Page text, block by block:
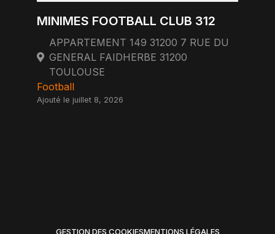
MINIMES FOOTBALL CLUB 312
APPARTEMENT 149 31200 7 RUE DU
GENERAL FAIDHERBE 31200
TOULOUSE
Football
Ajouté le juillet 8, 2026
GESTION DES COOKIESMENTIONS LÉGALES